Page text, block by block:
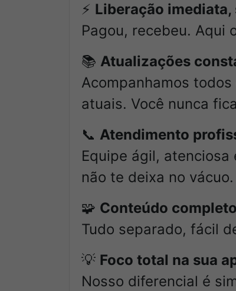
⚡ Liberação imediata,
Pagou, recebeu. Aqui
📚 Atualizações
Acompanhamos
atuais. Você nunca
📞 Atendimento
Equipe ágil,
não te deixa no vácuo.
🧩 Conteúdo
Tudo separado, fácil
💡 Foco total na sua
Nosso diferencial é